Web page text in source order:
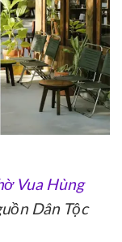
Vua Hùng
Dân Tộc